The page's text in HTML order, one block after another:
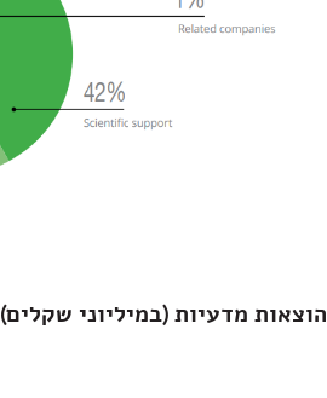
הוצאות מדעיות (במיליוני שקלים)